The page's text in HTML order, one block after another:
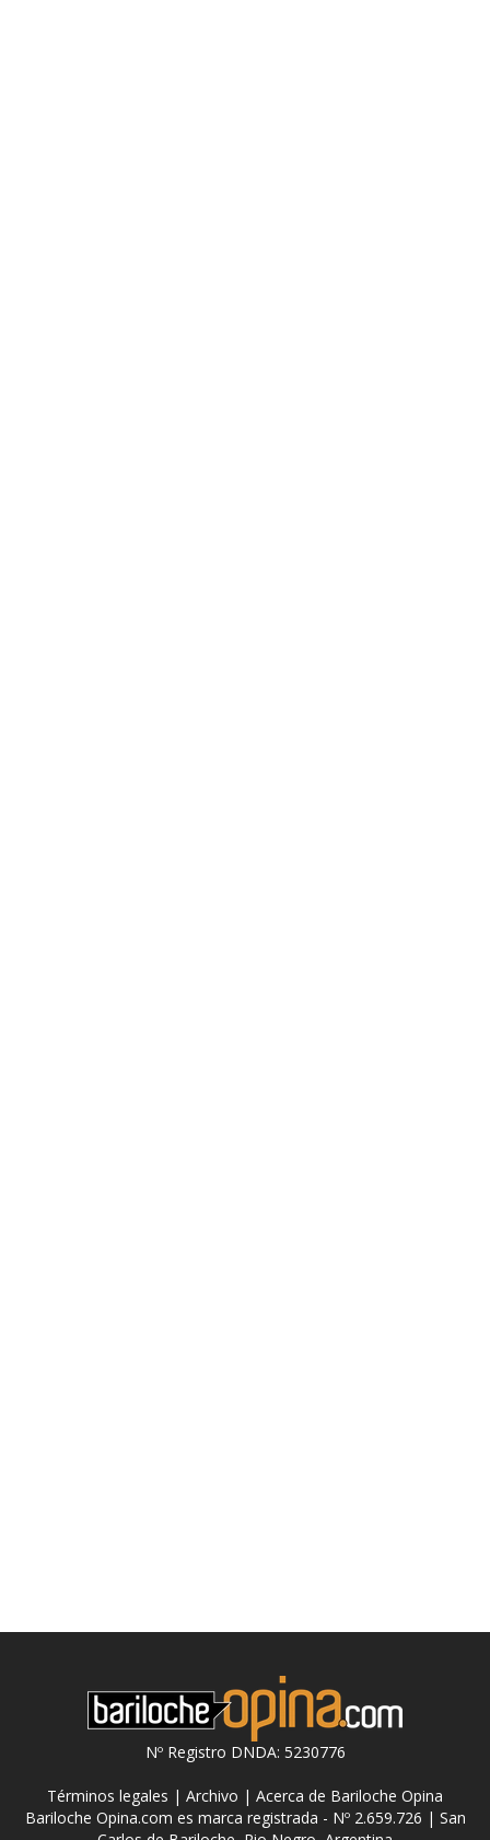
Nº Registro DNDA: 5230776
Términos legales | Archivo | Acerca de Bariloche Opina
Bariloche Opina.com es marca registrada - Nº 2.659.726 | San